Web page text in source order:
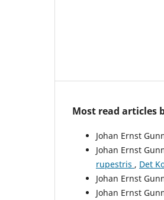
Most read articles
Johan Ernst
Johan Ernst
rupestris , Det
Johan Ernst
Johan Ernst